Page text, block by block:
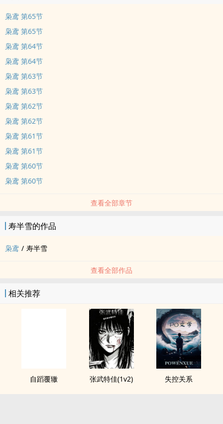
枭鸢 第65节
枭鸢 第65节
枭鸢 第64节
枭鸢 第64节
枭鸢 第63节
枭鸢 第63节
枭鸢 第62节
枭鸢 第62节
枭鸢 第61节
枭鸢 第61节
枭鸢 第60节
枭鸢 第60节
查看全部章节
寿半雪的作品
枭鸢 / 寿半雪
查看全部作品
相关推荐
自蹈覆辙 张武特佳(1v2) 失控关系